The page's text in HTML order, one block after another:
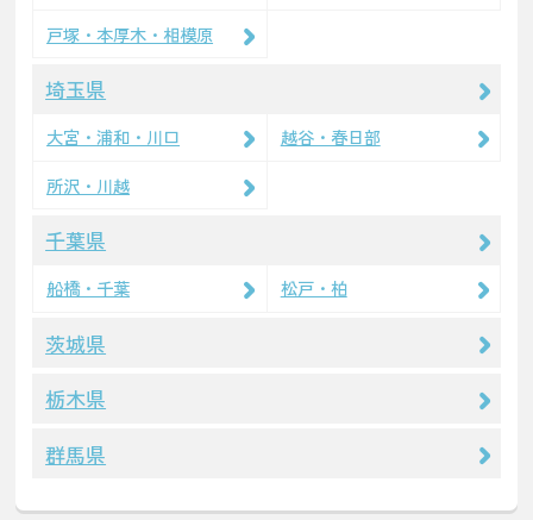
戸塚・本厚木・相模原
埼玉県
大宮・浦和・川口
越谷・春日部
所沢・川越
千葉県
船橋・千葉 松戸・柏
茨城県
栃木県
群馬県